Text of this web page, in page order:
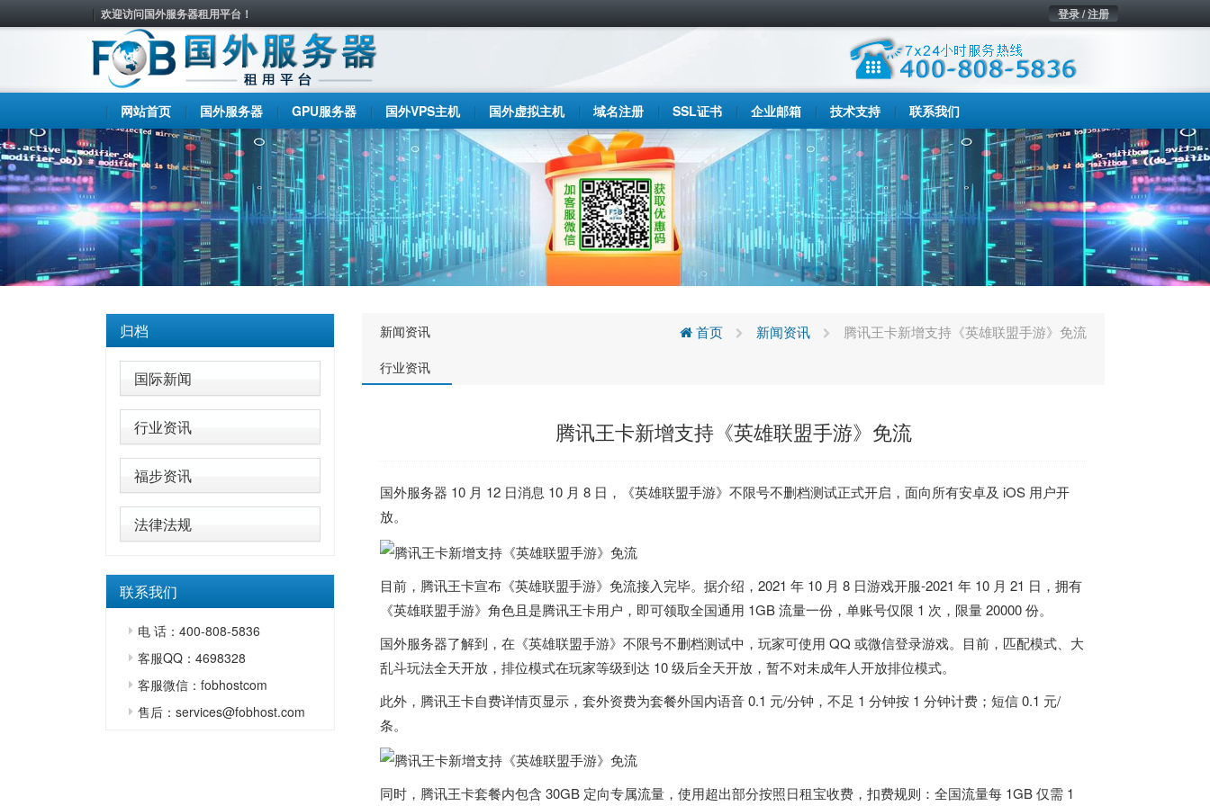
欢迎访问国外服务器租用平台！ 登录 / 注册
网站首页 国外服务器 GPU服务器 国外VPS主机 国外虚拟主机 域名注册 SSL证书 企业邮箱 技术支持 联系我们
归档
国际新闻
行业资讯
福步资讯
法律法规
联系我们
电 话：400-808-5836
客服QQ：4698328
客服微信：fobhostcom
售后：services@fobhost.com
新闻资讯
行业资讯
首页 新闻资讯 腾讯王卡新增支持《英雄联盟手游》免流
腾讯王卡新增支持《英雄联盟手游》免流
国外服务器 10 月 12 日消息 10 月 8 日，《英雄联盟手游》不限号不删档测试正式开启，面向所有安卓及 iOS 用户开
放。
目前， 腾讯王卡宣布《英雄联盟手游》免流接入完毕。据介绍，2021 年 10 月 8 日游戏开服-2021 年 10 月 21 日，拥有
《英雄联盟手游》角色且是腾讯王卡用户，即可领取全国通用 1GB 流量一份，单账号仅限 1 次，限量 20000 份。
国外服务器了解到，在《英雄联盟手游》不限号不删档测试中，玩家可使用 QQ 或微信登录游戏。目前，匹配模式、大
乱斗玩法全天开放，排位模式在玩家等级到达 10 级后全天开放，暂不对未成年人开放排位模式。
此外，腾讯王卡自费详情页显示，套外资费为套餐外国内语音 0.1 元/分钟，不足 1 分钟按 1 分钟计费；短信 0.1 元/
条。
同时，腾讯王卡套餐内包含 30GB 定向专属流量，使用超出部分按照日租宝收费，扣费规则：全国流量每 1GB 仅需 1